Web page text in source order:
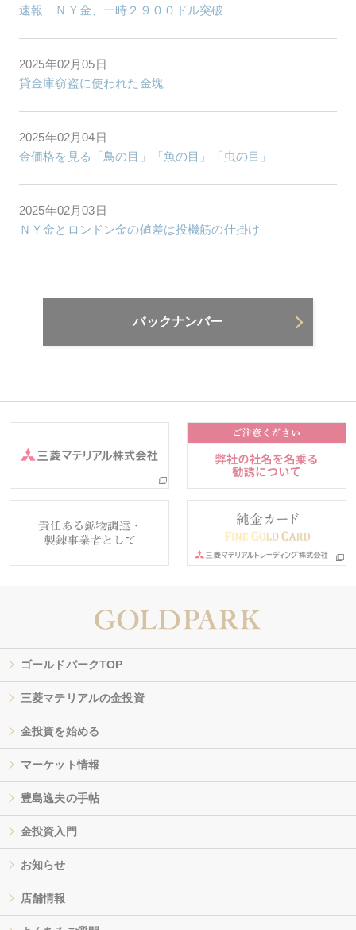
速報 ＮＹ金、一時２９００ドル突破
2025年02月05日
貸金庫窃盗に使われた金塊
2025年02月04日
金価格を見る「鳥の目」「魚の目」「虫の目」
2025年02月03日
ＮＹ金とロンドン金の値差は投機筋の仕掛け
バックナンバー
ゴールドパークTOP
三菱マテリアルの金投資
金投資を始める
マーケット情報
豊島逸夫の手帖
金投資入門
お知らせ
店舗情報